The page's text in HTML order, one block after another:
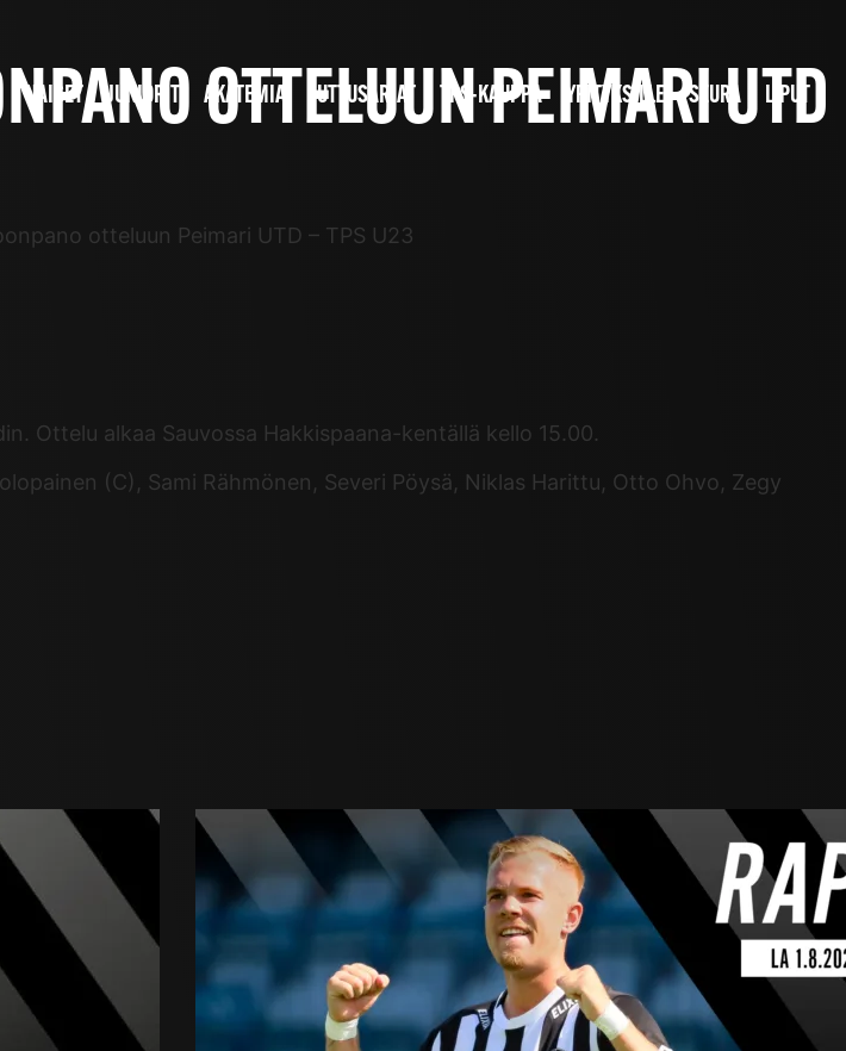
NAISET JUNIORIT AKATEMIA JUTTUSARJAT TPS-KAUPPA YRITYKSILLE SEURA LIPUT
OTTELUUN PEIMARI UTD
otteluun Peimari UTD – TPS U23
Ottelu alkaa Sauvossa Hakkispaana-kentällä kello 15.00.
(C), Sami Rähmönen, Severi Pöysä, Niklas Harittu, Otto Ohvo, Zegy